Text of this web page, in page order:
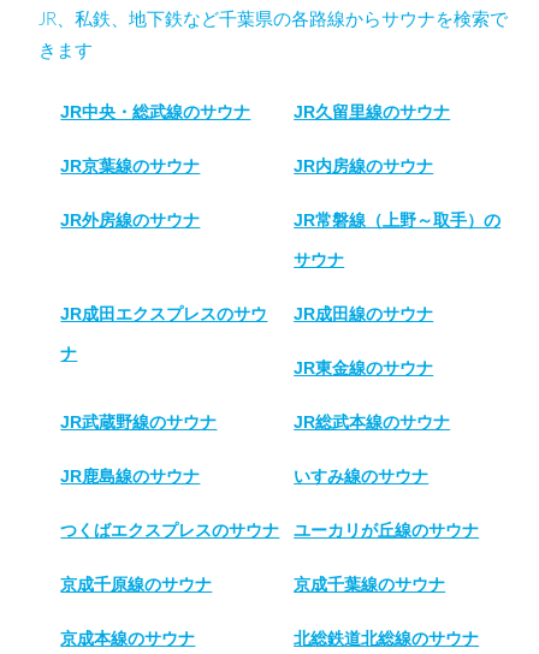
JR、私鉄、地下鉄など千葉県の各路線からサウナを検索で
きます
JR中央・総武線のサウナ JR久留里線のサウナ
JR京葉線のサウナ JR内房線のサウナ
JR外房線のサウナ JR常磐線（上野～取手）の
サウナ
JR成田エクスプレスのサウ
ナ
JR成田線のサウナ
JR東金線のサウナ
JR武蔵野線のサウナ JR総武本線のサウナ
JR鹿島線のサウナ いすみ線のサウナ
つくばエクスプレスのサウナ ユーカリが丘線のサウナ
京成千原線のサウナ 京成千葉線のサウナ
京成本線のサウナ 北総鉄道北総線のサウナ